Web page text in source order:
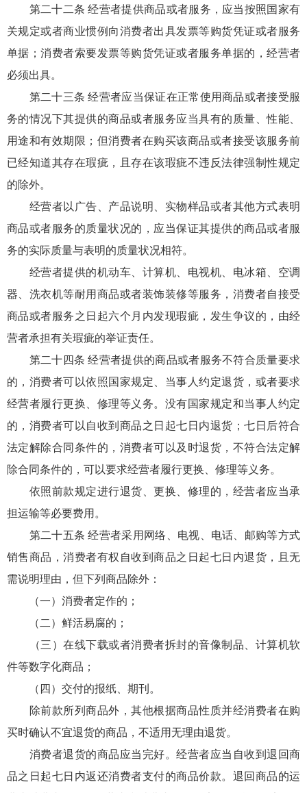
第二十二条 经营者提供商品或者服务，应当按照国家有
关规定或者商业惯例向消费者出具发票等购货凭证或者服务
单据；消费者索要发票等购货凭证或者服务单据的，经营者
必须出具。
第二十三条 经营者应当保证在正常使用商品或者接受服
务的情况下其提供的商品或者服务应当具有的质量、性能、
用途和有效期限；但消费者在购买该商品或者接受该服务前
已经知道其存在瑕疵，且存在该瑕疵不违反法律强制性规定
的除外。
经营者以广告、产品说明、实物样品或者其他方式表明
商品或者服务的质量状况的，应当保证其提供的商品或者服
务的实际质量与表明的质量状况相符。
经营者提供的机动车、计算机、电视机、电冰箱、空调
器、洗衣机等耐用商品或者装饰装修等服务，消费者自接受
商品或者服务之日起六个月内发现瑕疵，发生争议的，由经
营者承担有关瑕疵的举证责任。
第二十四条 经营者提供的商品或者服务不符合质量要求
的，消费者可以依照国家规定、当事人约定退货，或者要求
经营者履行更换、修理等义务。没有国家规定和当事人约定
的，消费者可以自收到商品之日起七日内退货；七日后符合
法定解除合同条件的，消费者可以及时退货，不符合法定解
除合同条件的，可以要求经营者履行更换、修理等义务。
依照前款规定进行退货、更换、修理的，经营者应当承
担运输等必要费用。
第二十五条 经营者采用网络、电视、电话、邮购等方式
销售商品，消费者有权自收到商品之日起七日内退货，且无
需说明理由，但下列商品除外：
（一）消费者定作的；
（二）鲜活易腐的；
（三）在线下载或者消费者拆封的音像制品、计算机软
件等数字化商品；
（四）交付的报纸、期刊。
除前款所列商品外，其他根据商品性质并经消费者在购
买时确认不宜退货的商品，不适用无理由退货。
消费者退货的商品应当完好。经营者应当自收到退回商
品之日起七日内返还消费者支付的商品价款。退回商品的运